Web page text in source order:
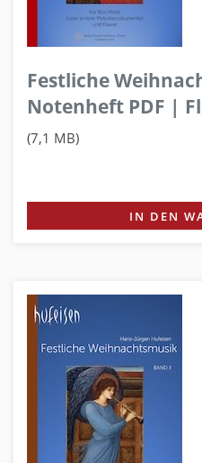
Festliche
Notenheft PDF |
(7,1 MB)
IN DEN